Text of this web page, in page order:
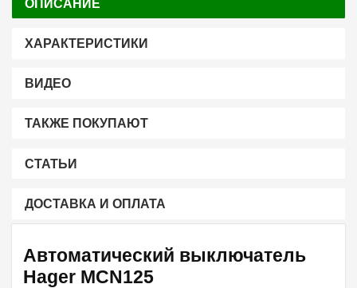
ОПИСАНИЕ
ХАРАКТЕРИСТИКИ
ВИДЕО
ТАКЖЕ ПОКУПАЮТ
СТАТЬИ
ДОСТАВКА И ОПЛАТА
Автоматический выключатель
Hager MCN125